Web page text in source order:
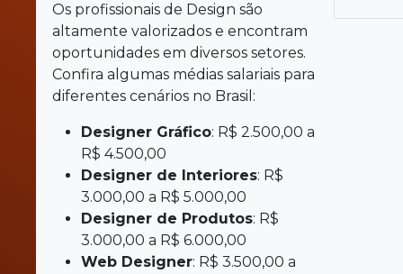
Os profissionais de Design são
altamente valorizados e encontram
oportunidades em diversos setores.
Confira algumas médias salariais para
diferentes cenários no Brasil:
Designer Gráfico: R$ 2.500,00 a
R$ 4.500,00
Designer de Interiores: R$
3.000,00 a R$ 5.000,00
Designer de Produtos: R$
3.000,00 a R$ 6.000,00
Web Designer: R$ 3.500,00 a